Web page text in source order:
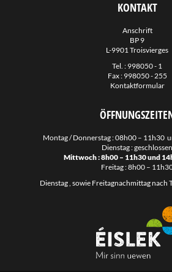
KONTAKT
Anschrift
BP 9
L-9901 Troisvierges
Tel. : 998050 - 1
Fax : 998050 - 255
Kontaktformular
Montag / Donnerstag : 08h00 – 11h30
Dienstag : geschlossen
Mittwoch : 8h00 – 11h30 und
Freitag : 8h00 –
Dienstag , sowie Freitagnachmittag nach